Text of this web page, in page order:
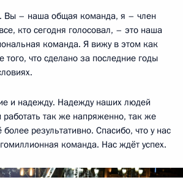
Вы – наша общая команда, я – член
кто сегодня голосовал, – это наша
команда. Я вижу в этом как
что сделано за последние годы
и надежду. Надежду наших людей
работать так же напряженно, так же
результативно. Спасибо, что у нас
команда. Нас ждёт успех.